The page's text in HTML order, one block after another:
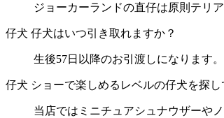
ジョーカーランドの直仔は原則テリ
仔犬 仔犬はいつ引き取れますか？
生後57日以降のお引渡しになります。
仔犬 ショーで楽しめるレベルの仔犬を探し
当店ではミニチュアシュナウザーや